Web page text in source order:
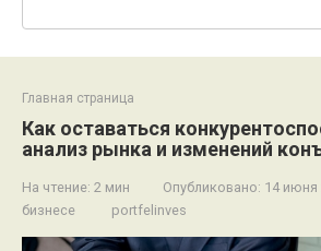
Главная страница
Как оставаться
анализ рынка и изменений
На чтение: 2 мин Опубликовано: 14 июня
бизнесе
portfelinves